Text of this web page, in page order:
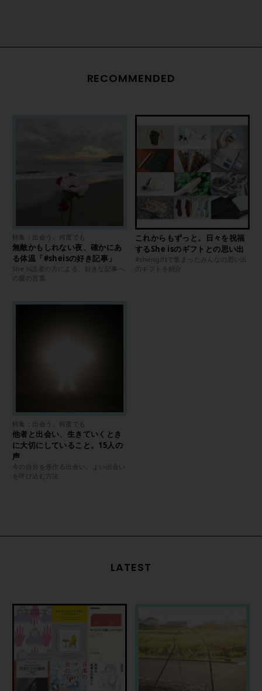
RECOMMENDED
特集：出会う、何度でも
無敵かもしれない夜、確かにあ
る体温「#sheisの好き記事」
She is読者の方による、好きな記事へ
の愛の言葉
これからもずっと。日々を祝福
するShe isのギフトとの思い出
#sheisgiftで集まったみんなの思い出
のギフトを紹介
特集：出会う、何度でも
他者と出会い、生きていくとき
に大切にしていること。15人の
声
今の自分を形作る出会い、よい出会い
を呼び込む方法
LATEST